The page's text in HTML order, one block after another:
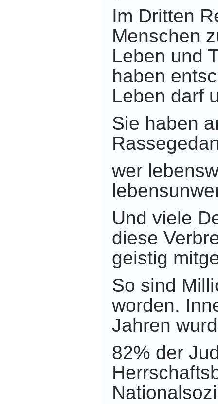
Im Dritten
Menschen
Leben und
haben
Leben darf
Sie haben
wer
Und viele
diese
geistig
So sind
worden.
Jahren
82% der